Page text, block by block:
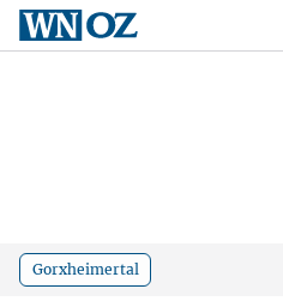
Gorxheimertal